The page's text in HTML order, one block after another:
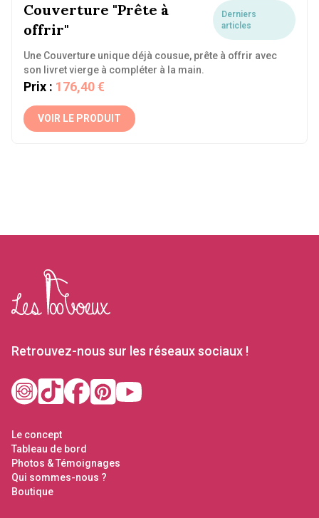
Couverture "Prête à
offrir"
Derniers
articles
Une Couverture unique déjà cousue, prête à offrir avec
son livret vierge à compléter à la main.
Prix : 176,40 €
VOIR LE PRODUIT
Retrouvez-nous sur les réseaux sociaux !
Le concept
Tableau de bord
Photos & Témoignages
Qui sommes-nous ?
Boutique